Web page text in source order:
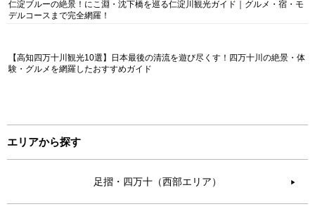
仁淀ブルーの絶景！にこ淵・沈下橋を巡る仁淀川観光ガイド｜グルメ・宿・モ
デルコースまで完全網羅！
【高知四万十川観光10選】日本最後の清流を遊び尽くす！四万十川の絶景・体
験・グルメを網羅したおすすめガイド
エリアから探す
足摺・四万十（西部エリア） ▶︎